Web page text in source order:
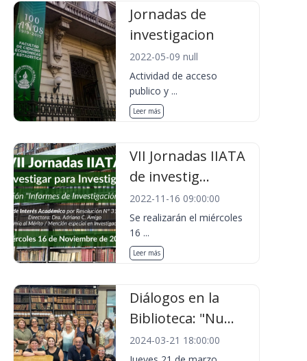
Jornadas de
investigacion
2022-05-09 null
Actividad de acceso
publico y ...
Leer más
VII Jornadas IIATA
de investig...
2022-11-16 09:00:00
Se realizarán el miércoles
16 ...
Leer más
Diálogos en la
Biblioteca: "Nu...
2024-03-21 18:00:00